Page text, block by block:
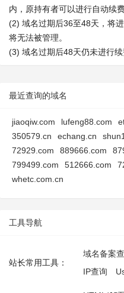
内，原持有者可以进行自动续费
(2) 域名过期后36至48天，将
将无法被管理。
(3) 域名过期后48天仍未进行续
最近查询的域名
jiaoqiw.com lufeng88.com
350579.cn
echang.cn
72929.com
889666.com
799499.com
512666.com
whetc.com.cn
工具导航
站长常用工具：
域名备案
IP查询